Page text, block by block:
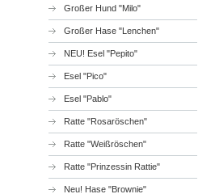
Großer Hund "Milo"
Großer Hase "Lenchen"
NEU! Esel "Pepito"
Esel "Pico"
Esel "Pablo"
Ratte "Rosaröschen"
Ratte "Weißröschen"
Ratte "Prinzessin Rattie"
Neu! Hase "Brownie"